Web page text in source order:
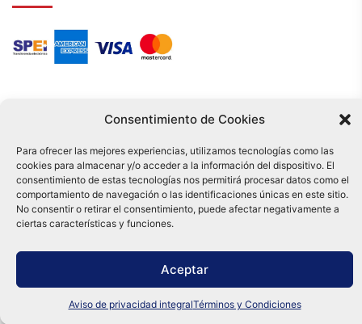
Consentimiento de Cookies
Para ofrecer las mejores experiencias, utilizamos tecnologías como las
cookies para almacenar y/o acceder a la información del dispositivo. El
consentimiento de estas tecnologías nos permitirá procesar datos como el
comportamiento de navegación o las identificaciones únicas en este sitio.
No consentir o retirar el consentimiento, puede afectar negativamente a
ciertas características y funciones.
Aceptar
Aviso de privacidad integralTérminos y Condiciones
Tu compra es respaldada por nuestro certificado SSL y operada bajo las
mejores prácticas de seguridad.
Distribuidora Tamex - México
e-commerce